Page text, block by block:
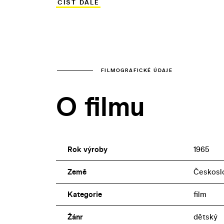
vnímá jako přirozené pokračování
ČÍST DÁLE
FILMOGRAFICKÉ ÚDAJE
O filmu
Rok výroby 1965
Země
Kategorie film
Žánr dětský